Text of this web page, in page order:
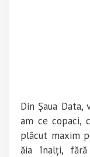
Din Șaua
am ce copaci,
plăcut maxim
ăia înalți,